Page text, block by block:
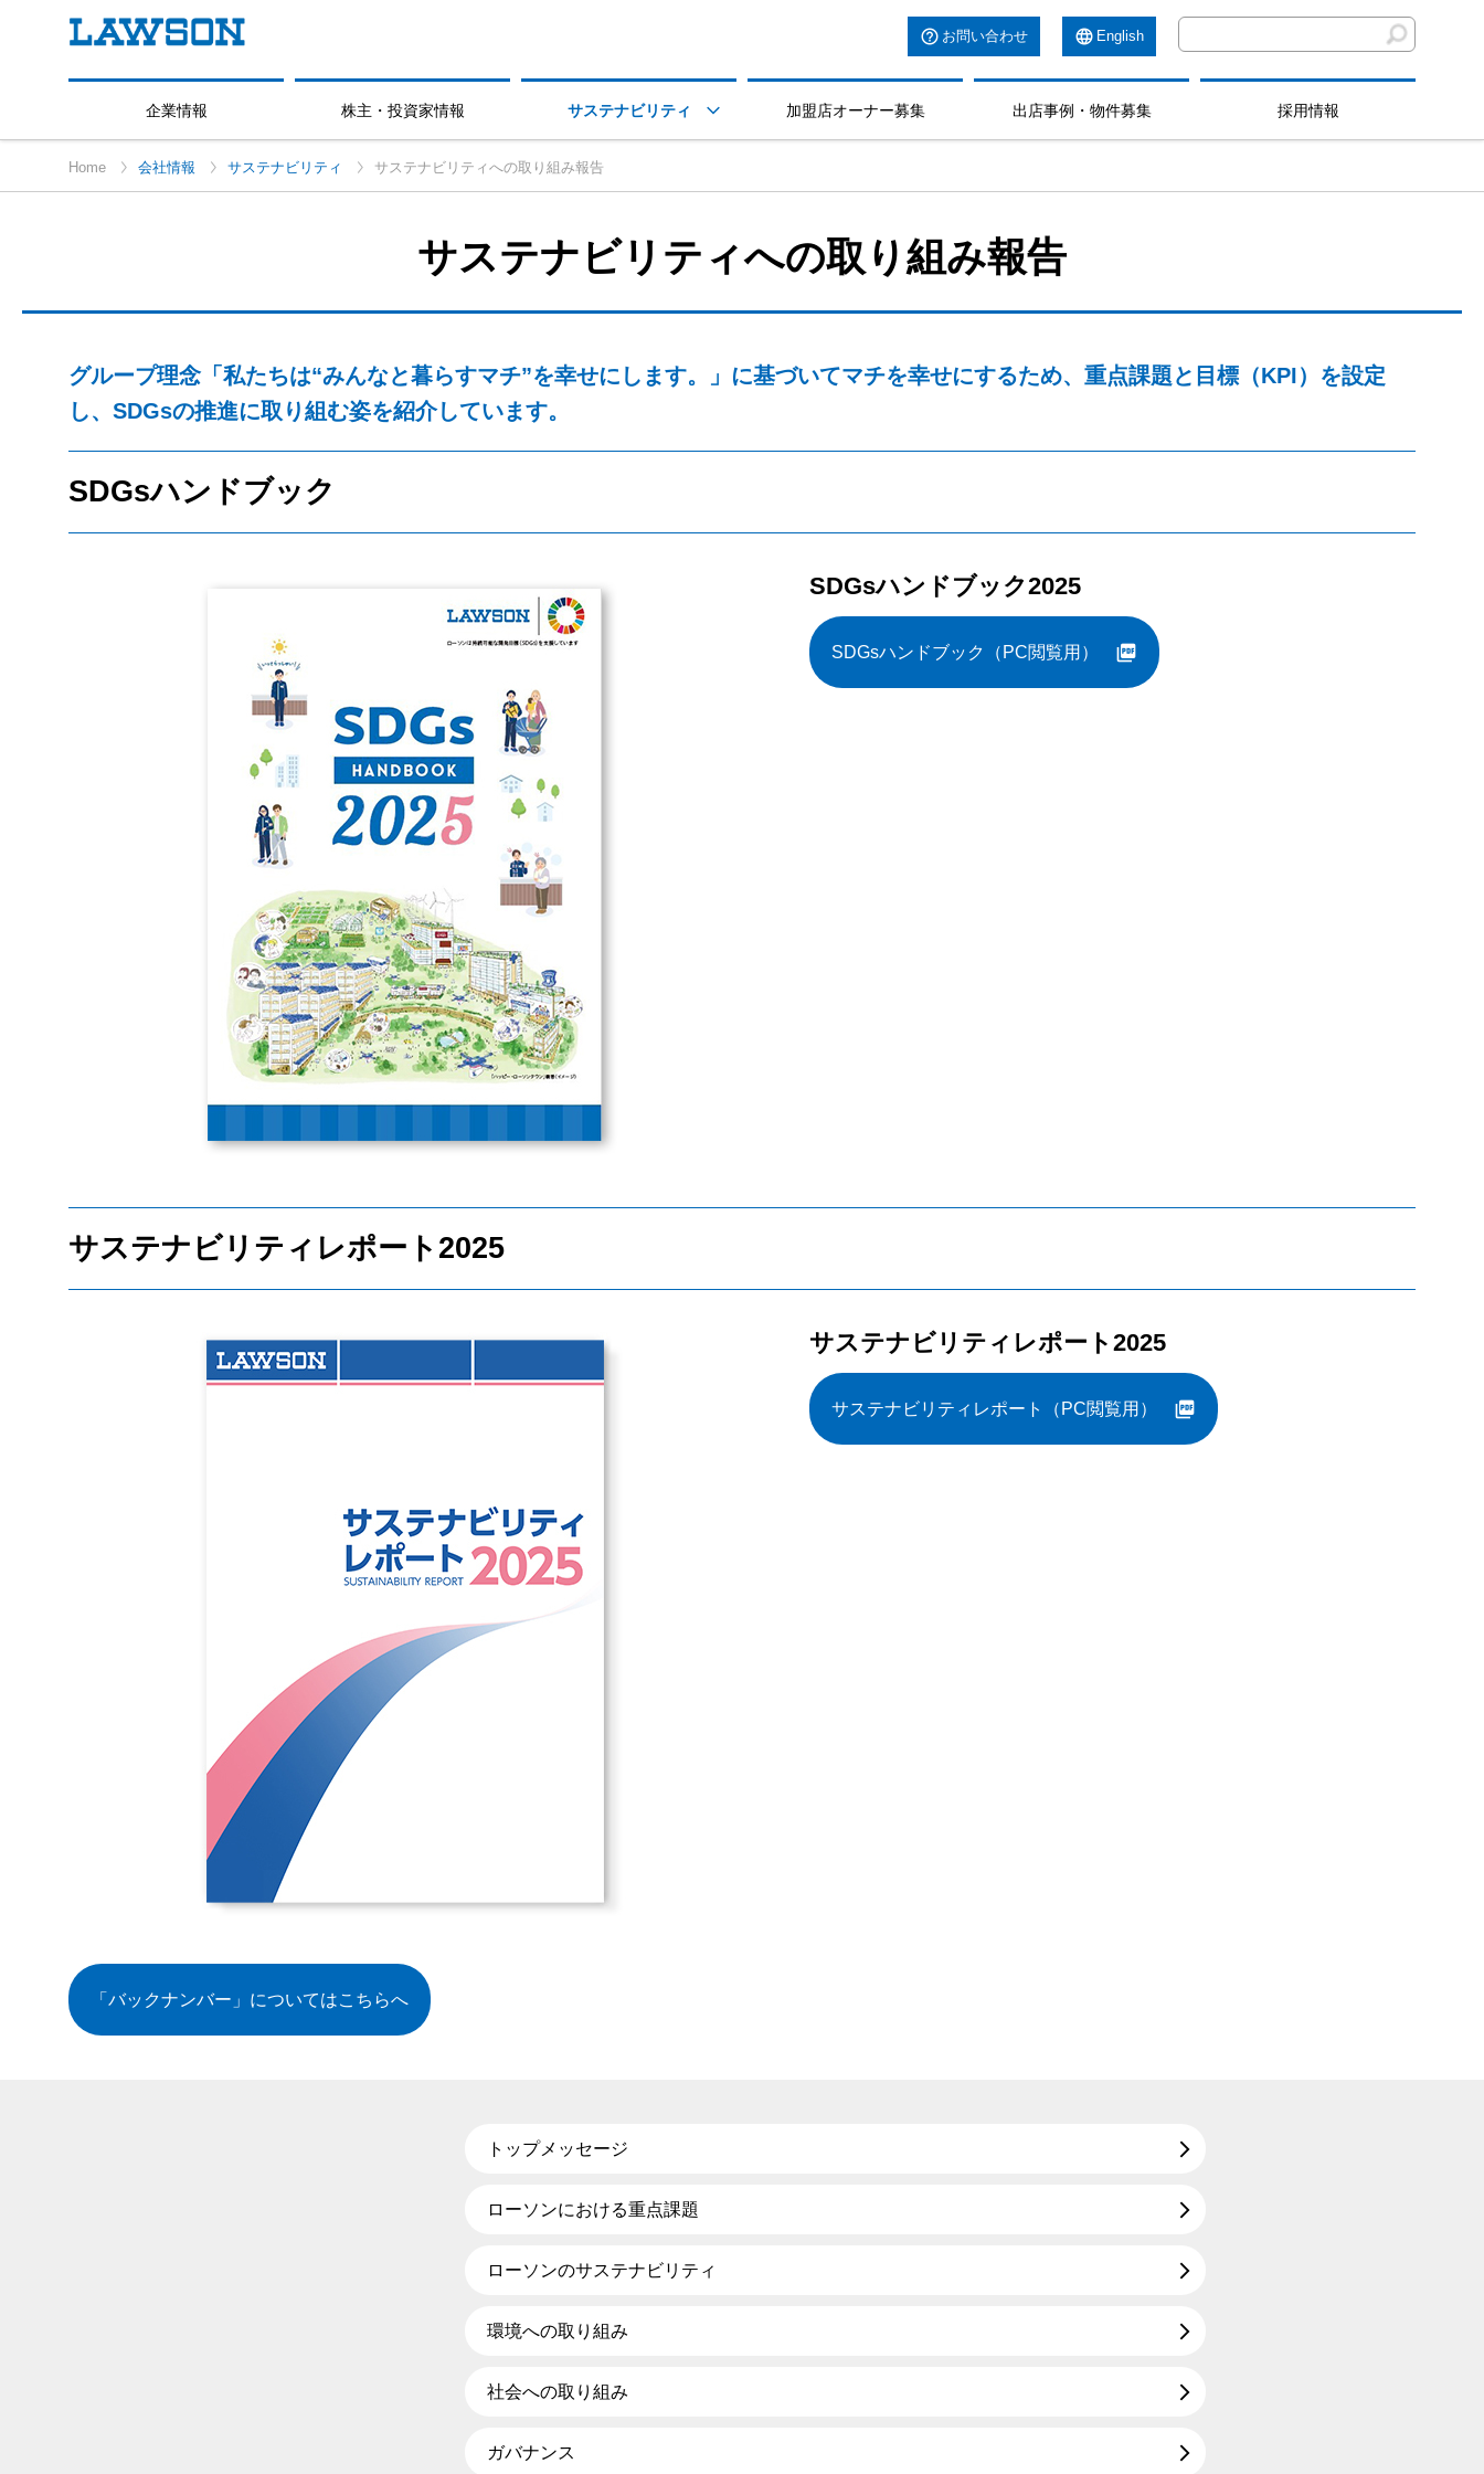
お問い合わせ English
企業情報 株主・投資家情報 サステナビリティ  加盟店オーナー募集 出店事例・物件募集 採用情報
Home 会社情報 サステナビリティ サステナビリティへの取り組み報告
サステナビリティへの取り組み報告
グループ理念「私たちは“みんなと暮らすマチ”を幸せにします。」に基づいてマチを幸せにするため、重点課題と目標（KPI）を設定
し、SDGsの推進に取り組む姿を紹介しています。
SDGsハンドブック
SDGsハンドブック2025
SDGsハンドブック（PC閲覧用）
サステナビリティレポート2025
サステナビリティレポート2025
サステナビリティレポート（PC閲覧用）
「バックナンバー」についてはこちらへ
トップメッセージ
ローソンにおける重点課題
ローソンのサステナビリティ
環境への取り組み
社会への取り組み
ガバナンス